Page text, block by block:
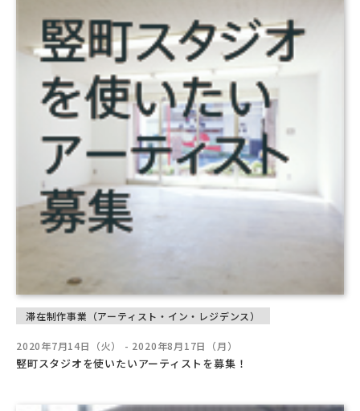
滞在制作事業（アーティスト・イン・レジデンス）
2020年7月14日（火） - 2020年8月17日（月）
竪町スタジオを使いたいアーティストを募集！